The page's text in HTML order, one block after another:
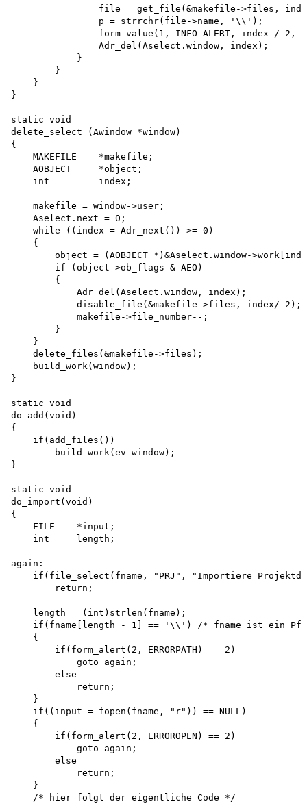
file = get_file(&makefile->files,
                p = strrchr(file->name, '\\');
form_value(1, INFO_ALERT, index / 2,
                Adr_del(Aselect.window, index);
            }
        }
    }
}
static void
delete_select (Awindow *window)
{
    MAKEFILE    *makefile;
    AOBJECT     *object;
    int         index;
    makefile = window->user;
    Aselect.next = 0;
    while ((index = Adr_next()) >= 0)
    {
object = (AOBJECT *)&Aselect.window-
        if (object->ob_flags & AEO)
        {
            Adr_del(Aselect.window, index);
disable_file(&makefile->files, index/
            makefile->file_number--;
        }
    }
    delete_files(&makefile->files);
    build_work(window);
}
static void
do_add(void)
{
    if(add_files())
        build_work(ev_window);
}
static void
do_import(void)
{
    FILE    *input;
    int     length;
again:
if(file_select(fname, "PRJ", "Importiere
        return;
    length = (int)strlen(fname);
if(fname[length - 1] == '\\') /* fname ist ein
    {
        if(form_alert(2, ERRORPATH) == 2)
            goto again;
        else
            return;
    }
    if((input = fopen(fname, "r")) == NULL)
    {
        if(form_alert(2, ERROROPEN) == 2)
            goto again;
        else
            return;
    }
    /* hier folgt der eigentliche Code */